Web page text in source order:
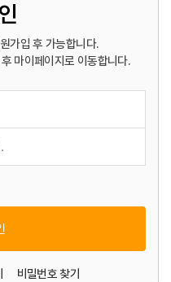
가입 후 가능합니다.
마이페이지로 이동합니다.
비밀번호 찾기